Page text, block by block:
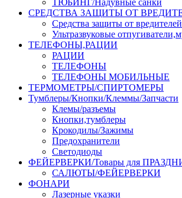
ТЮБИНГ/Надувные санки
СРЕДСТВА ЗАЩИТЫ ОТ
Средства защиты от
Ультразвуковые
ТЕЛЕФОНЫ,РАЦИИ
РАЦИИ
ТЕЛЕФОНЫ
ТЕЛЕФОНЫ МОБИЛЬНЫЕ
ТЕРМОМЕТРЫ/СПИРТОМЕРЫ
Тумблеры/Кнопки/Клеммы/Запчасти
Клемы/разъемы
Кнопки,тумблеры
Крокодилы/Зажимы
Предохранители
Светодиоды
ФЕЙЕРВЕРКИ/Товары для
САЛЮТЫ/ФЕЙЕРВЕРКИ
ФОНАРИ
Лазерные указки